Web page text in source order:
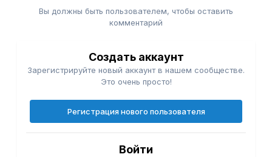
Вы должны быть пользователем, чтобы оставить
комментарий
Создать аккаунт
Зарегистрируйте новый аккаунт в нашем сообществе.
Это очень просто!
Регистрация нового пользователя
Войти